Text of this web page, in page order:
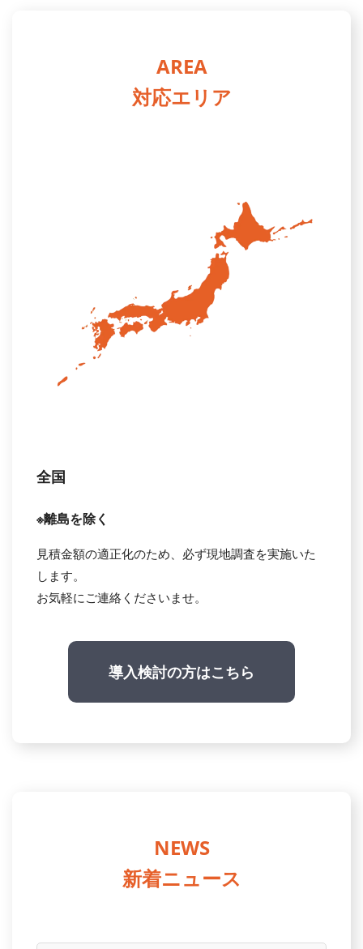
AREA
対応エリア
全国
※離島を除く
見積金額の適正化のため、必ず現地調査を実施いた
します。
お気軽にご連絡くださいませ。
導入検討の方はこちら
NEWS
新着ニュース